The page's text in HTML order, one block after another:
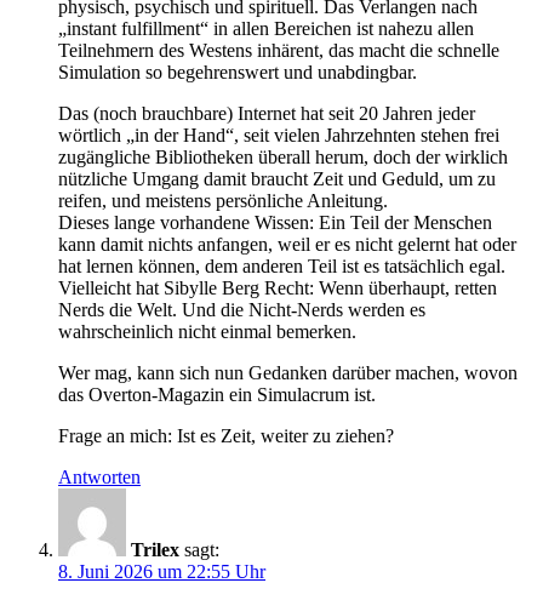
physisch, psychisch und spirituell. Das Verlangen nach
„instant fulfillment“ in allen Bereichen ist nahezu allen
Teilnehmern des Westens inhärent, das macht die schnelle
Simulation so begehrenswert und unabdingbar.
Das (noch brauchbare) Internet hat seit 20 Jahren jeder
wörtlich „in der Hand“, seit vielen Jahrzehnten stehen frei
zugängliche Bibliotheken überall herum, doch der wirklich
nützliche Umgang damit braucht Zeit und Geduld, um zu
reifen, und meistens persönliche Anleitung.
Dieses lange vorhandene Wissen: Ein Teil der Menschen
kann damit nichts anfangen, weil er es nicht gelernt hat oder
hat lernen können, dem anderen Teil ist es tatsächlich egal.
Vielleicht hat Sibylle Berg Recht: Wenn überhaupt, retten
Nerds die Welt. Und die Nicht-Nerds werden es
wahrscheinlich nicht einmal bemerken.
Wer mag, kann sich nun Gedanken darüber machen, wovon
das Overton-Magazin ein Simulacrum ist.
Frage an mich: Ist es Zeit, weiter zu ziehen?
Antworten
Trilex sagt:
8. Juni 2026 um 22:55 Uhr